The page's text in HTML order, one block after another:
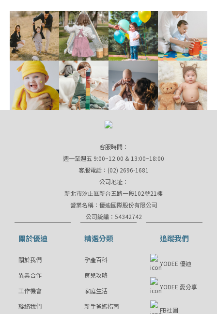
客服時間：
週一至週五 9:00~12:00 & 13:00~18:00
客服電話：(02) 2696-1681
公司地址：
新北市汐止區新台五路一段102號21樓
營業名稱：優迪國際股份有限公司
公司統編：54342742
關於優迪
關於我們
異業合作
工作機會
聯絡我們
精選分類
孕產百科
育兒攻略
家庭生活
新手爸媽指南
追蹤我們
YODEE 優迪
YODEE 愛分享
FB社團